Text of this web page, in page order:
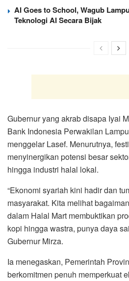
AI Goes to School, Wagub
Teknologi AI Secara Bijak
Gubernur yang akrab disapa Iyai
Bank Indonesia Perwakilan
menggelar Lasef. Menurutnya,
menyinergikan potensi besar
hingga industri halal lokal.
“Ekonomi syariah kini hadir dan
masyarakat. Kita melihat
dalam Halal Mart membuktikan
kopi hingga wastra, punya daya
Gubernur Mirza.
Ia menegaskan, Pemerintah
berkomitmen penuh memperkuat